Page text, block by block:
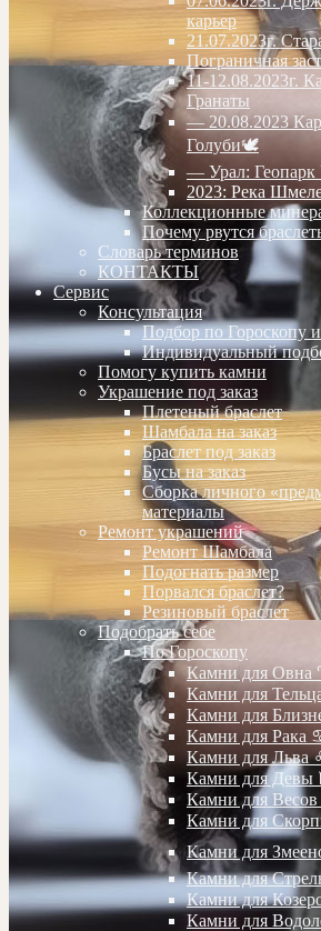
карьер
21.07.2023г.
Пограничная
11-12.08.2023г.
Гранаты
— 20.08.2023
Голуби🕊
— Урал: Геопарк
2023: Река
Коллекционные
Почему рвутся
Словарь терминов
КОНТАКТЫ
Сервис
Консультация
Подбор по Гороскопу
Индивидуальный
Помогу купить камни
Украшение под заказ
Плетеный браслет
Шамбала на заказ
Браслет под заказ
Бусы на заказ
Сборка личного
материалы
Ремонт украшений
Ремонт Шамбала
Подогнать размер
Порвался браслет?
Резиновый браслет
Подобрать себе
По Гороскопу
Камни для Овна
Камни для
Камни для
Камни для Рака
Камни для Льва
Камни для Девы
Камни для Весов
Камни для
Камни для
Камни для
Камни для
Камни для